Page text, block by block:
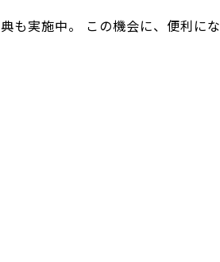
も実施中。 この機会に、便利に